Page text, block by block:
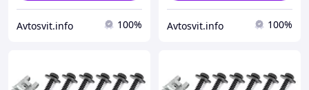
Avtosvit.info 100% Avtosvit.info 100%